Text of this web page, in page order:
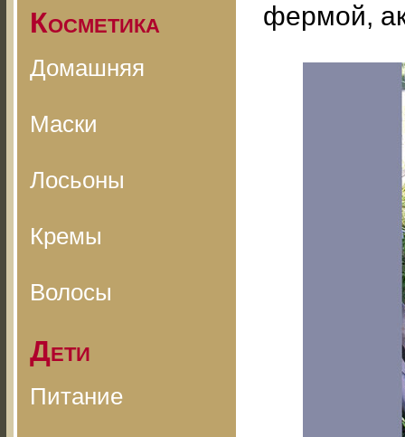
Косметика
Домашняя
Маски
Лосьоны
Кремы
Волосы
Дети
Питание
фермой,